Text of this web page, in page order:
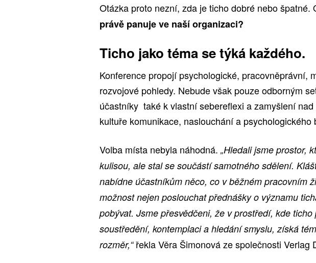
Otázka proto nezní, zda je ticho dobré nebo špatné.
právě panuje ve naší organizaci?
Ticho jako téma se týká každého.
Konference propojí psychologické, pracovněprávní,
rozvojové pohledy. Nebude však pouze odborným
účastníky také k vlastní sebereflexi a zamyšlení
kultuře komunikace, naslouchání a
Volba místa nebyla náhodná. „Hledali jsme prostor,
kulisou, ale stal se součástí samotného sdělení.
nabídne účastníkům něco, co v běžném pracovním
možnost nejen poslouchat přednášky o významu
pobývat. Jsme přesvědčeni, že v prostředí, kde
soustředění, kontemplaci a hledání smyslu, získá
rozměr,“řekla Věra Šimonová ze společnosti Verlag